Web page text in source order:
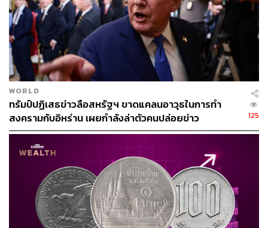
ณรงค์กร มโนจันทร์เพ็ญ
Content Creator กองบรรณาธิการข่าว THE
STANDARD
WORLD
ทรัมป์ปฏิเสธข่าวลือสหรัฐฯ ขาดแคลนอาวุธในการทำ
สงครามกับอิหร่าน เผยกำลังล่าตัวคนปล่อยข่าว
125